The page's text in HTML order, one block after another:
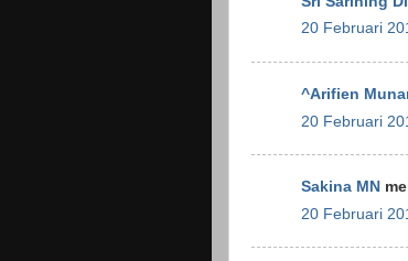
20 Februari
^Arifien
20 Februari
Sakina MN
20 Februari